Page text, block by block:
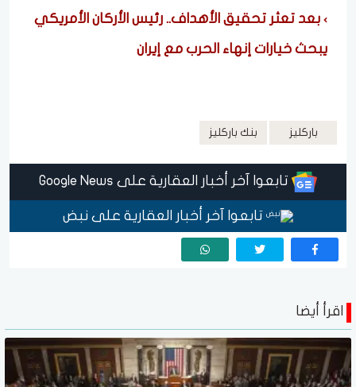
بعد تعثر تحقيق الأهداف.. رئيس الأركان الأمريكي
يبحث خيارات إنهاء الحرب مع إيران
باركليز بنك باركليز
تابعوا آخر أخبار العقارية على Google News
تابعوا آخر أخبار العقارية على نبض
اقرأ أيضا